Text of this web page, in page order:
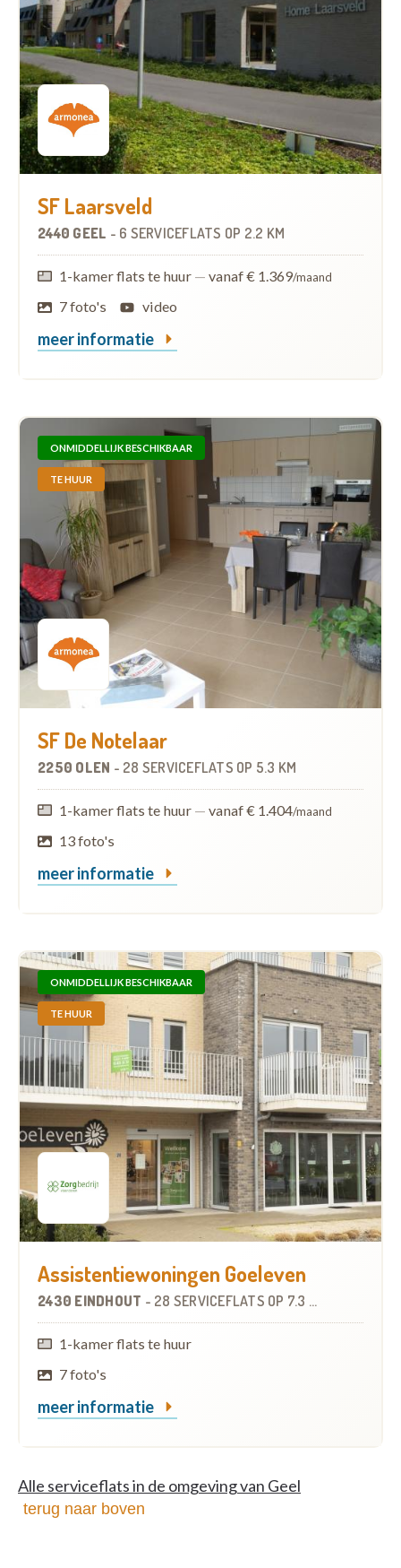
SF Laarsveld
2440 GEEL - 6 SERVICEFLATS OP 2.2 KM
1-kamer flats te huur — vanaf € 1.369/maand
7 foto's video
meer informatie
ONMIDDELLIJK BESCHIKBAAR
TE HUUR
SF De Notelaar
2250 OLEN - 28 SERVICEFLATS OP 5.3 KM
1-kamer flats te huur — vanaf € 1.404/maand
13 foto's
meer informatie
ONMIDDELLIJK BESCHIKBAAR
TE HUUR
Assistentiewoningen Goeleven
2430 EINDHOUT - 28 SERVICEFLATS OP 7.3 KM
1-kamer flats te huur
7 foto's
meer informatie
Alle serviceflats in de omgeving van Geel
terug naar boven